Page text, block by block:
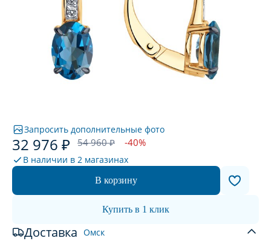
Запросить дополнительные фото
32 976 ₽ 54 960 ₽ -40%
В наличии в 2 магазинах
В корзину
Купить в 1 клик
Доставка Омск